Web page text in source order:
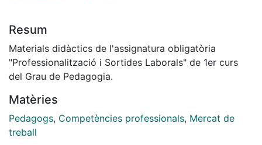
Resum
Materials didàctics de l'assignatura obligatòria
"Professionalització i Sortides Laborals" de 1er curs
del Grau de Pedagogia.
Matèries
Pedagogs, Competències professionals, Mercat de
treball